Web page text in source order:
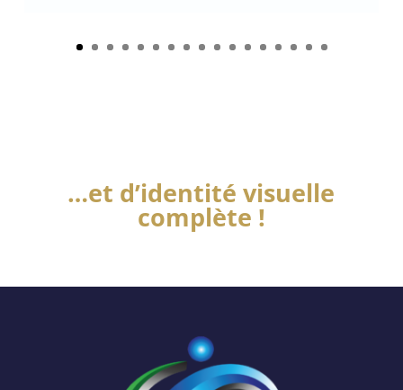
…et d’identité visuelle
complète !